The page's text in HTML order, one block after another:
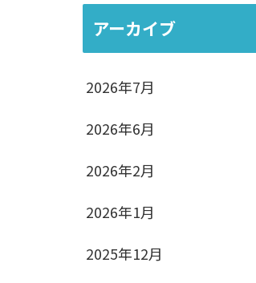
アーカイブ
2026年7月
2026年6月
2026年2月
2026年1月
2025年12月